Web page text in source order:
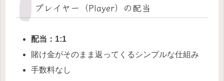
プレイヤー（Player）の配当
配当：1:1
賭け金がそのまま返ってくるシンプルな仕組み
手数料なし